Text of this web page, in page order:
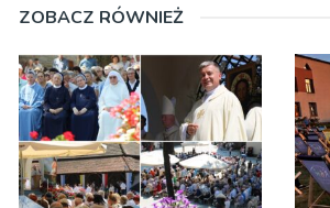
ZOBACZ RÓWNIEŻ